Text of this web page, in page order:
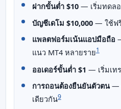
ฝากขั้นต่ำ $10— เริ่มทดลอ
บัญชีเดโม $10,000— ใช้ฟ
แพลตฟอร์มเน้นแอปมือถือ
แนว MT4 หลายราย1
ออเดอร์ขั้นต่ำ $1 — เริ่มเท
การถอนต้องยืนยันตัวตน—
เดียวกัน9